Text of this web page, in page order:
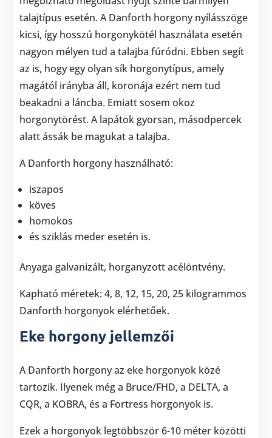
talajtípus esetén. A Danforth horgony nyílásszöge
kicsi, így hosszú horgonykötél használata esetén
nagyon mélyen tud a talajba fúródni. Ebben segít
az is, hogy egy olyan sík horgonytípus, amely
magától irányba áll, koronája ezért nem tud
beakadni a láncba. Emiatt sosem okoz
horgonytörést. A lapátok gyorsan, másodpercek
alatt ássák be magukat a talajba.
A Danforth horgony használható:
iszapos
köves
homokos
és sziklás meder esetén is.
Anyaga galvanizált, horganyzott acélöntvény.
Kapható méretek: 4, 8, 12, 15, 20, 25 kilogrammos
Danforth horgonyok elérhetőek.
Eke horgony jellemzői
A Danforth horgony az eke horgonyok közé
tartozik. Ilyenek még a Bruce/FHD, a DELTA, a
CQR, a KOBRA, és a Fortress horgonyok is.
Ezek a horgonyok legtöbbször 6-10 méter közötti